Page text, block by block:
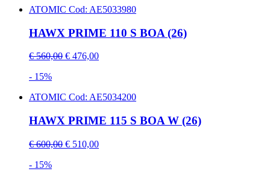
ATOMIC Cod: AE5033980
HAWX PRIME 110 S BOA (26)
€ 560,00 € 476,00
- 15%
ATOMIC Cod: AE5034200
HAWX PRIME 115 S BOA W (26)
€ 600,00 € 510,00
- 15%